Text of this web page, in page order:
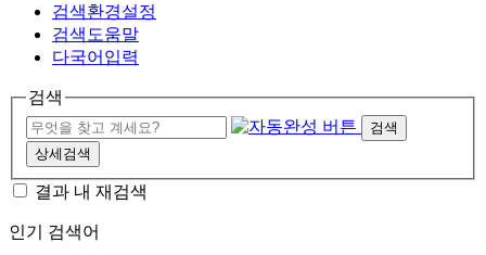
검색환경설정
검색도움말
다국어입력
검색
검색
상세검색
결과 내 재검색
인기 검색어